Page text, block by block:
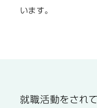
います。
就職活動をされ